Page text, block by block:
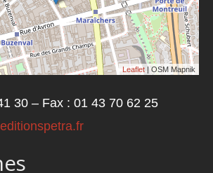
Leaflet | OSM Mapnik
30 – Fax : 01 43 70 62 25